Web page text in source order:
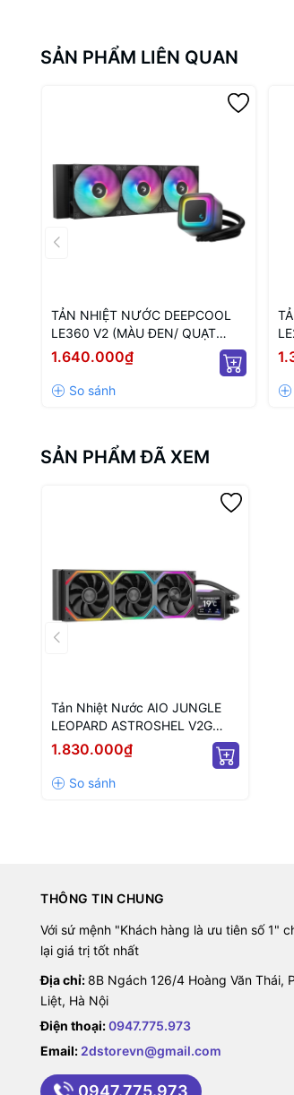
Quạt nâng cấp Galaxy - Phiên bản
ĐẶC ĐIỂM NỔI BẬT
Hiển thị rõ nét với độ phân giải
thực.
3 quạt Galaxy 120mm ARGB hiệu
Tản nhiệt mạnh mẽ, tối ưu luồng gió
Thiết kế Daisy Chain
Kết nối dây quạt và LED dạng chuỗi,
Tương thích rộng
SẢN PHẨM LIÊN QUAN
TẢN NHIỆT NƯỚC DEEPCOOL
LE360 V2 (MÀU ĐEN/ QUẠT
120MM LED ARGB)
1.640.000₫
SẢN PHẨM ĐÃ XEM
Tản Nhiệt Nước AIO JUNGLE
LEOPARD ASTROSHEL V2G
360 BLACK ARGB (MÀU ĐEN/
MÀN HIỂN THỊ LCD)
1.830.000₫
THÔNG TIN CHUNG
Với sứ mệnh "Khách hàng là ưu tiên số 1"
lại giá trị tốt nhất
Địa chỉ: 8B Ngách 126/4 Hoàng Văn Thái,
Liệt, Hà Nội
Điện thoại:0947.775.973
Email: 2dstorevn@gmail.com
0947.775.973